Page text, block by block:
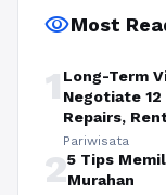
visibilityMost
1 Long-Term
Negotiate
Repairs,
Pariwisata
25 Tips
Murahan